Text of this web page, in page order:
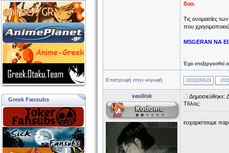
Greek Fansubs
δυο.
Τις ονομασίες
που
MSGERAN ΝΑ
Έχει
Επιστροφή στην κορυφή
vasilisk
Δημοσιεύθηκε:
Τίτλος:
ευχαριστουμε